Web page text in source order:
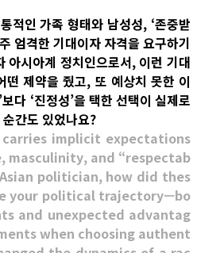
적인 가족 형태와 남성성, ‘존중받
엄격한 기대이자 자격을 요구하기
아시아계 정치인으로서, 이런 기대
떤 제약을 줬고, 또 예상치 못한 이
다 ‘진정성’을 택한 선택이 실제로
간도 있었나요?
implicit expectations
masculinity, and “respectab
politician, how did thes
your political trajectory—bo
and unexpected advantag
when choosing authent